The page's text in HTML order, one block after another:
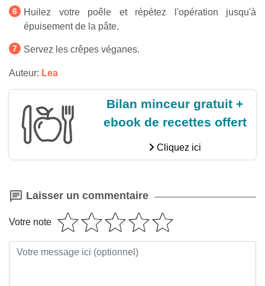
Huilez votre poêle et répétez l'opération jusqu'à
épuisement de la pâte.
Servez les crêpes véganes.
Auteur: Lea
Bilan minceur gratuit +
ebook de recettes offert
Cliquez ici
Laisser un commentaire
Votre note